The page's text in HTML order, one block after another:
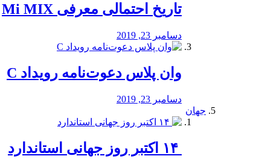
تاریخ احتمالی معرفی Mi MIX
دسامبر 23, 2019
وان پلاس دعوت‌نامه رویداد C
دسامبر 23, 2019
جهان